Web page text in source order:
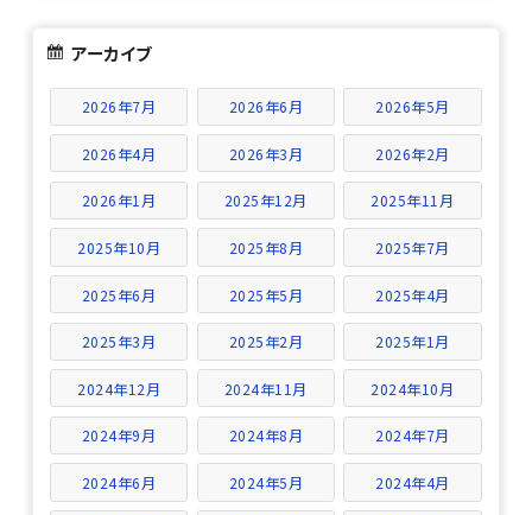
アーカイブ
2026年7月 2026年6月 2026年5月
2026年4月 2026年3月 2026年2月
2026年1月 2025年12月 2025年11月
2025年10月 2025年8月 2025年7月
2025年6月 2025年5月 2025年4月
2025年3月 2025年2月 2025年1月
2024年12月 2024年11月 2024年10月
2024年9月 2024年8月 2024年7月
2024年6月 2024年5月 2024年4月